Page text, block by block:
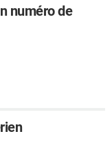
numéro de